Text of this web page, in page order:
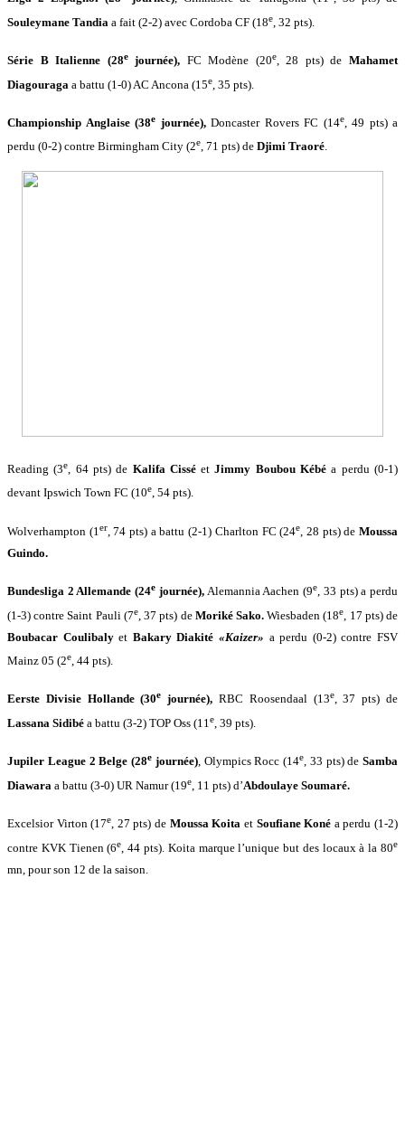
Souleymane Tandia a fait (2-2) avec Cordoba CF (18e , 32 pts).
Série B Italienne (28ejournée), FC Modène (20e, 28 pts) deMahamet
Diagouraga a battu (1-0) AC Ancona (15e , 35 pts).
Championship Anglaise (38e journée),Doncaster Rovers FC (14e, 49 pts) a
perdu (0-2) contre Birmingham City (2e, 71 pts) de Djimi Traoré.
Reading (3e , 64 pts) de Kalifa CisséetJimmy Boubou Kébé a perdu (0-1)
devant Ipswich Town FC (10e, 54 pts).
Wolverhampton (1 er, 74 pts) a battu (2-1) Charlton FC (24e , 28 pts) deMoussa
Guindo.
Bundesliga 2 Allemande (24e journée),Alemannia Aachen (9e, 33 pts) a perdu
(1-3) contre Saint Pauli (7e, 37 pts) de Moriké Sako.Wiesbaden (18e
, 17 pts) de
Boubacar Coulibalyet Bakary Diakité«Kaizer» a perdu (0-2) contre FSV
Mainz 05 (2e, 44 pts).
Eerste Divisie Hollande (30e journée), RBC Roosendaal (13e, 37 pts) de
Lassana Sidibé a battu (3-2) TOP Oss (11 e , 39 pts).
Jupiler League 2 Belge (28e journée), Olympics Rocc (14e, 33 pts) de Samba
Diawara a battu (3-0) UR Namur (19e , 11 pts) d’Abdoulaye Soumaré.
Excelsior Virton (17e, 27 pts) de Moussa Koita et Soufiane Koné a perdu (1-2)
contre KVK Tienen (6e , 44 pts). Koita marque l’unique but des locaux à la 80e
mn, pour son 12 de la saison.